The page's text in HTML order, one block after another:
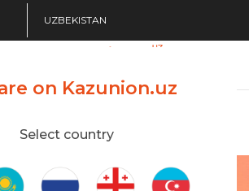
on Kazunion.uz
Select country
UZBEKISTAN